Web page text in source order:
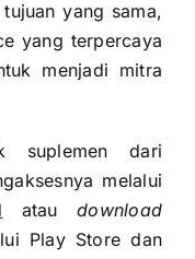
yang sama,
yang terpercaya
menjadi mitra
suplemen dari
melalui
ataudownload
Play Store dan